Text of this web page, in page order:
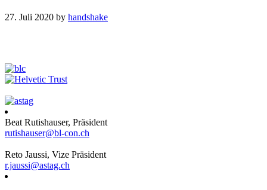
27. Juli 2020 by handshake
Beat Rutishauser, Präsident
rutishauser@bl-con.ch
Reto Jaussi, Vize Präsident
r.jaussi@astag.ch